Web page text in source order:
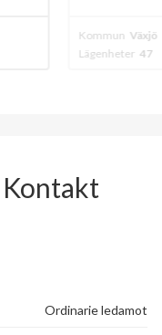
Kommun Växjö
Lägenheter 47
Ordinarie ledamot